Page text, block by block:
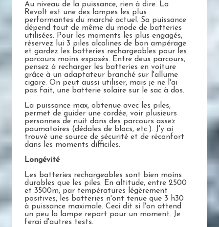
Au niveau de la puissance, rien à dire. La
Revolt est une des lampes les plus
performantes du marché actuel. Sa puissance
dépend tout de même du mode de batteries
utilisées. Pour les moments les plus engagés,
réservez lui 3 piles alcalines de bon ampérage
et gardez les batteries rechargeables pour les
parcours moins exposés. Entre deux parcours,
pensez à recharger les batteries en voiture
grâce à un adaptateur branché sur l'allume
cigare. On peut aussi utiliser, mais je ne l'ai
pas fait, une batterie solaire sur le sac à dos.
La puissance max, obtenue avec les piles,
permet de guider une cordée, voir plusieurs
personnes de nuit dans des parcours assez
paumatoires (dédales de blocs, etc.). J'y ai
trouvé une source de sécurité et de réconfort
dans les moments difficiles.
Longévité
Les batteries rechargeables sont bien moins
durables que les piles. En altitude, entre 2500
et 3500m, par températures légèrement
positives, les batteries n'ont tenue que 3 h30
à puissance maximale. Ceci dit si l'on attend
un peu la lampe repart pour un moment. Je
ferai d'autres tests.